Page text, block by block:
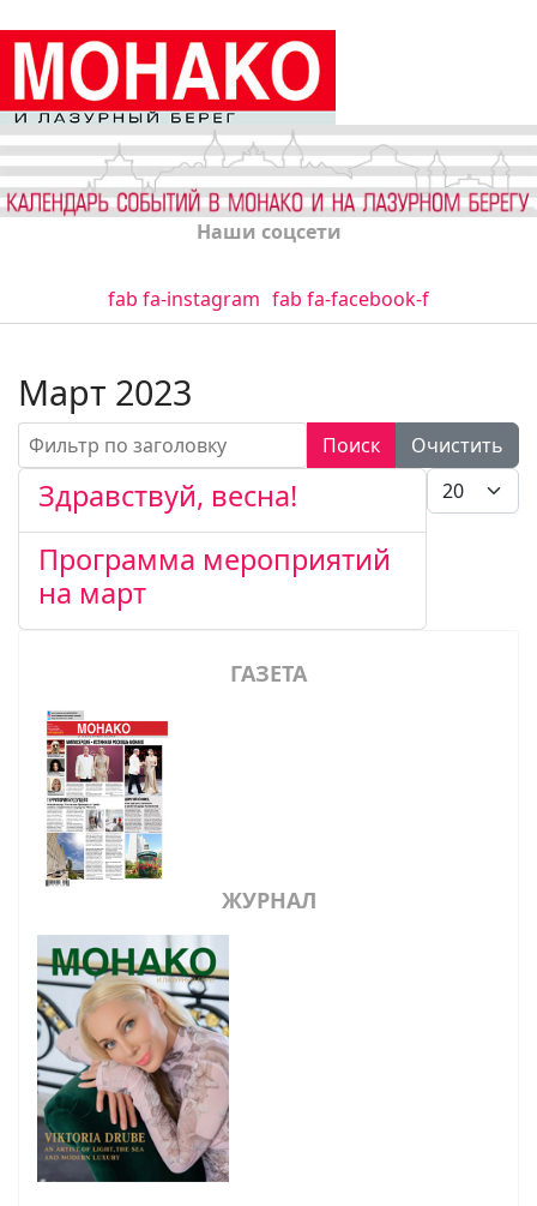
Наши соцсети
fab fa-instagram fab fa-facebook-f
Март 2023
Фильтр по заголовку Поиск
Очистить
Кол-во
Здравствуй, весна!
Программа мероприятий
на март
ГАЗЕТА
ЖУРНАЛ